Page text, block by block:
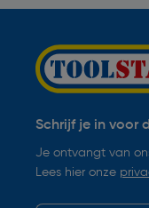
Schrijf je in voor
Je ontvangt van
Lees hier onze